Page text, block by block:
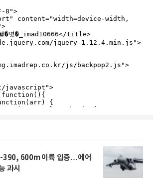
390, 600m 이륙 입증…에어
과시